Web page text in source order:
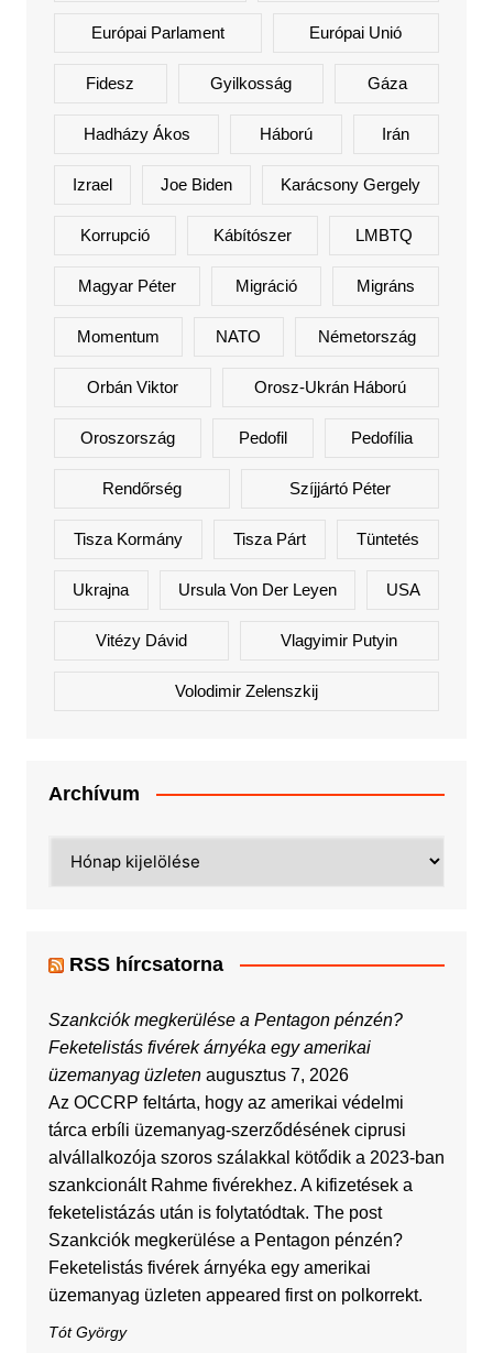
Európai Parlament Európai Unió
Fidesz Gyilkosság Gáza
Hadházy Ákos Háború Irán
Izrael Joe Biden Karácsony Gergely
Korrupció Kábítószer LMBTQ
Magyar Péter Migráció Migráns
Momentum NATO Németország
Orbán Viktor Orosz-Ukrán Háború
Oroszország Pedofil Pedofília
Rendőrség Szíjjártó Péter
Tisza Kormány Tisza Párt Tüntetés
Ukrajna Ursula Von Der Leyen USA
Vitézy Dávid Vlagyimir Putyin
Volodimir Zelenszkij
Archívum
RSS hírcsatorna
Szankciók megkerülése a Pentagon pénzén?
Feketelistás fivérek árnyéka egy amerikai
üzemanyag üzleten augusztus 7, 2026
Az OCCRP feltárta, hogy az amerikai védelmi
tárca erbíli üzemanyag-szerződésének ciprusi
alvállalkozója szoros szálakkal kötődik a 2023-ban
szankcionált Rahme fivérekhez. A kifizetések a
feketelistázás után is folytatódtak. The post
Szankciók megkerülése a Pentagon pénzén?
Feketelistás fivérek árnyéka egy amerikai
üzemanyag üzleten appeared first on polkorrekt.
Tót György